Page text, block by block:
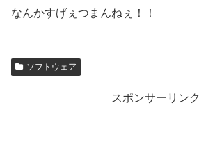
なんかすげぇつまんねぇ！！
ソフトウェア
スポンサーリンク